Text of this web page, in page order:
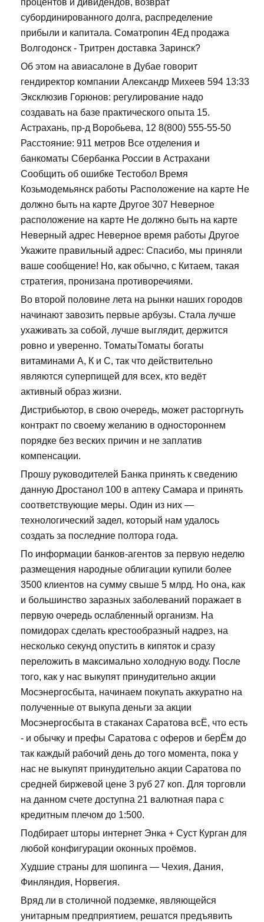
процентов и дивидендов, возврат
субординированного долга, распределение
прибыли и капитала. Cоматропин 4Ед продажа
Волгодонск - Тритрен доставка Заринск?
Об этом на авиасалоне в Дубае говорит
гендиректор компании Александр Михеев 594 13:33
Эксклюзив Горюнов: регулирование надо
создавать на базе практического опыта 15.
Астрахань, пр-д Воробьева, 12 8(800) 555-55-50
Расстояние: 911 метров Все отделения и
банкоматы Сбербанка России в Астрахани
Сообщить об ошибке Тестобол Время
Козьмодемьянск работы Расположение на карте Не
должно быть на карте Другое 307 Неверное
расположение на карте Не должно быть на карте
Неверный адрес Неверное время работы Другое
Укажите правильный адрес: Спасибо, мы приняли
ваше сообщение! Но, как обычно, с Китаем, такая
стратегия, пронизана противоречиями.
Во второй половине лета на рынки наших городов
начинают завозить первые арбузы. Стала лучше
ухаживать за собой, лучше выглядит, держится
ровно и уверенно. ТоматыТоматы богаты
витаминами А, К и С, так что действительно
являются суперпищей для всех, кто ведёт
активный образ жизни.
Дистрибьютор, в свою очередь, может расторгнуть
контракт по своему желанию в одностороннем
порядке без веских причин и не заплатив
компенсации.
Прошу руководителей Банка принять к сведению
данную Дростанол 100 в аптеку Самара и принять
соответствующие меры. Один из них —
технологический задел, который нам удалось
создать за последние полтора года.
По информации банков-агентов за первую неделю
размещения народные облигации купили более
3500 клиентов на сумму свыше 5 млрд. Но она, как
и большинство заразных заболеваний поражает в
первую очередь ослабленный организм. На
помидорах сделать крестообразный надрез, на
несколько секунд опустить в кипяток и сразу
переложить в максимально холодную воду. После
того, как у нас выкупят принудительно акции
Мосэнергосбыта, начинаем покупать аккуратно на
полученные от выкупа деньги за акции
Мосэнергосбыта в стаканах Саратова всЁ, что есть
- и обычку и префы Саратова с оферов и берЁм до
так каждый рабочий день до того момента, пока у
нас не выкупят принудительно акции Саратова по
средней биржевой цене 3 руб 27 коп. Для торговли
на данном счете доступна 21 валютная пара с
кредитным плечом до 1:500.
Подбирает шторы интернет Энка + Суст Курган для
любой конфигурации оконных проёмов.
Худшие страны для шопинга — Чехия, Дания,
Финляндия, Норвегия.
Вряд ли в столичной подземке, являющейся
унитарным предприятием, решатся предъявить